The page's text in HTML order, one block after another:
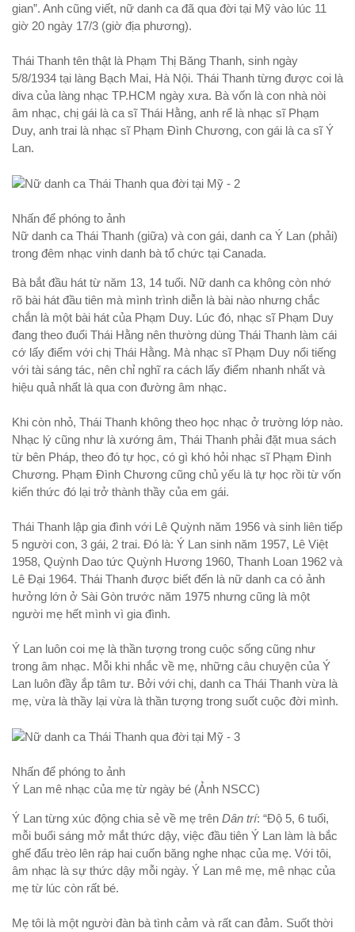
gian”. Anh cũng viết, nữ danh ca đã qua đời tại Mỹ vào lúc 11
giờ 20 ngày 17/3 (giờ địa phương).
Thái Thanh tên thật là Phạm Thị Băng Thanh, sinh ngày
5/8/1934 tại làng Bạch Mai, Hà Nội. Thái Thanh từng được coi là
diva của làng nhạc TP.HCM ngày xưa. Bà vốn là con nhà nòi
âm nhạc, chị gái là ca sĩ Thái Hằng, anh rể là nhạc sĩ Phạm
Duy, anh trai là nhạc sĩ Phạm Đình Chương, con gái là ca sĩ Ý
Lan.
Nhấn để phóng to ảnh
Nữ danh ca Thái Thanh (giữa) và con gái, danh ca Ý Lan (phải)
trong đêm nhạc vinh danh bà tổ chức tại Canada.
Bà bắt đầu hát từ năm 13, 14 tuổi. Nữ danh ca không còn nhớ
rõ bài hát đầu tiên mà mình trình diễn là bài nào nhưng chắc
chắn là một bài hát của Phạm Duy. Lúc đó, nhạc sĩ Phạm Duy
đang theo đuổi Thái Hằng nên thường dùng Thái Thanh làm cái
cớ lấy điểm với chị Thái Hằng. Mà nhạc sĩ Phạm Duy nổi tiếng
với tài sáng tác, nên chỉ nghĩ ra cách lấy điểm nhanh nhất và
hiệu quả nhất là qua con đường âm nhạc.
Khi còn nhỏ, Thái Thanh không theo học nhạc ở trường lớp nào.
Nhạc lý cũng như là xướng âm, Thái Thanh phải đặt mua sách
từ bên Pháp, theo đó tự học, có gì khó hỏi nhạc sĩ Phạm Đình
Chương. Phạm Đình Chương cũng chủ yếu là tự học rồi từ vốn
kiến thức đó lại trở thành thầy của em gái.
Thái Thanh lập gia đình với Lê Quỳnh năm 1956 và sinh liên tiếp
5 người con, 3 gái, 2 trai. Đó là: Ý Lan sinh năm 1957, Lê Việt
1958, Quỳnh Dao tức Quỳnh Hương 1960, Thanh Loan 1962 và
Lê Đại 1964. Thái Thanh được biết đến là nữ danh ca có ảnh
hưởng lớn ở Sài Gòn trước năm 1975 nhưng cũng là một
người mẹ hết mình vì gia đình.
Ý Lan luôn coi mẹ là thần tượng trong cuộc sống cũng như
trong âm nhạc. Mỗi khi nhắc về mẹ, những câu chuyện của Ý
Lan luôn đầy ắp tâm tư. Bởi với chị, danh ca Thái Thanh vừa là
mẹ, vừa là thầy lại vừa là thần tượng trong suốt cuộc đời mình.
Nhấn để phóng to ảnh
Ý Lan mê nhạc của mẹ từ ngày bé (Ảnh NSCC)
Ý Lan từng xúc động chia sẻ về mẹ trên Dân trí: “Độ 5, 6 tuổi,
mỗi buổi sáng mở mắt thức dậy, việc đầu tiên Ý Lan làm là bắc
ghế đẩu trèo lên ráp hai cuốn băng nghe nhạc của mẹ. Với tôi,
âm nhạc là sự thức dậy mỗi ngày. Ý Lan mê mẹ, mê nhạc của
mẹ từ lúc còn rất bé.
Mẹ tôi là một người đàn bà tình cảm và rất can đảm. Suốt thời